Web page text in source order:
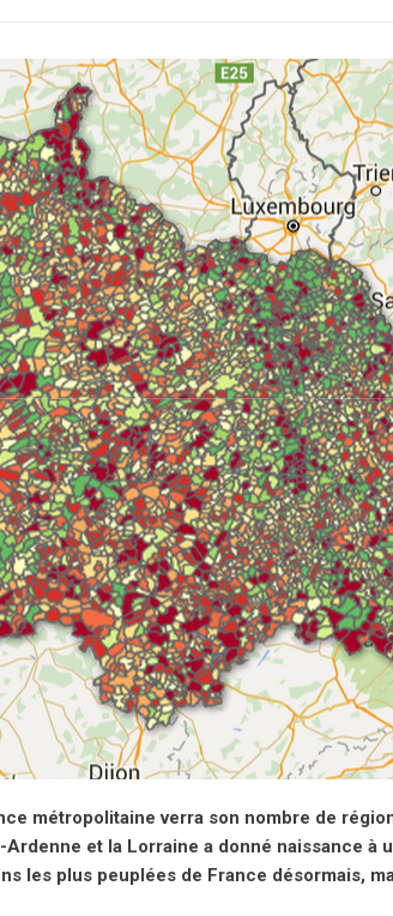
métropolitaine verra son nombre de
et la Lorraine a donné naissance à
les plus peuplées de France désormais,